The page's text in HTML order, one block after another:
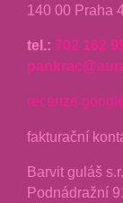
140 00 Praha
tel.: 702 162
recenze
fakturační
Barvit guláš
Podnádražní